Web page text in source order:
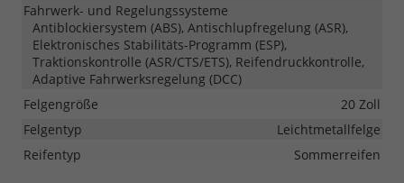
Fahrwerk- und Regelungssysteme
Antiblockiersystem (ABS), Antischlupfregelung (ASR),
Elektronisches Stabilitäts-Programm (ESP),
Traktionskontrolle (ASR/CTS/ETS), Reifendruckkontrolle,
Adaptive Fahrwerksregelung (DCC)
Felgengröße
20 Zoll
Felgentyp
Leichtmetallfelge
Reifentyp
Sommerreifen